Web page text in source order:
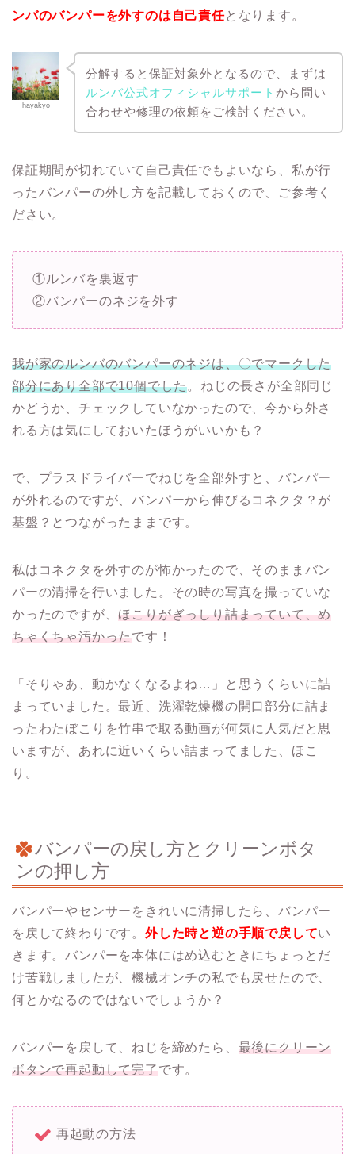
ンバのバンパーを外すのは自己責任となります。
hayakyo
分解すると保証対象外となるので、まずは
ルンバ公式オフィシャルサポート から問い
合わせや修理の依頼をご検討ください。
保証期間が切れていて自己責任でもよいなら、私が行
ったバンパーの外し方を記載しておくので、ご参考く
ださい。
①ルンバを裏返す
②バンパーのネジを外す
我が家のルンバのバンパーのネジは、〇でマークした
部分にあり全部で10個でした。ねじの長さが全部同じ
かどうか、チェックしていなかったので、今から外さ
れる方は気にしておいたほうがいいかも？
で、プラスドライバーでねじを全部外すと、バンパー
が外れるのですが、バンパーから伸びるコネクタ？が
基盤？とつながったままです。
私はコネクタを外すのが怖かったので、そのままバン
パーの清掃を行いました。その時の写真を撮っていな
かったのですが、ほこりがぎっしり詰まっていて、め
ちゃくちゃ汚かったです！
「そりゃあ、動かなくなるよね…」と思うくらいに詰
まっていました。最近、洗濯乾燥機の開口部分に詰ま
ったわたぼこりを竹串で取る動画が何気に人気だと思
いますが、あれに近いくらい詰まってました、ほこ
り。
バンパーの戻し方とクリーンボタ
ンの押し方
バンパーやセンサーをきれいに清掃したら、バンパー
を戻して終わりです。 外した時と逆の手順で戻してい
きます。バンパーを本体にはめ込むときにちょっとだ
け苦戦しましたが、機械オンチの私でも戻せたので、
何とかなるのではないでしょうか？
バンパーを戻して、ねじを締めたら、 最後にクリーン
ボタンで再起動して完了です。
再起動の方法